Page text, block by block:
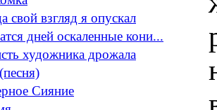
свой взгляд я опускал
дней оскаленные кони...
художника дрожала
Сияние